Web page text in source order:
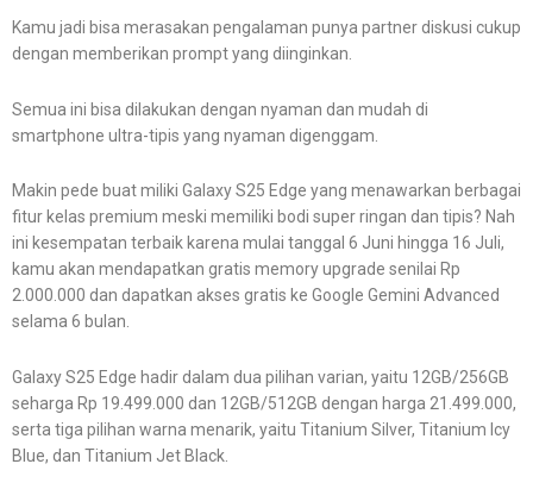
Kamu jadi bisa merasakan pengalaman punya partner diskusi cukup
dengan memberikan prompt yang diinginkan.
Semua ini bisa dilakukan dengan nyaman dan mudah di
smartphone ultra-tipis yang nyaman digenggam.
Makin pede buat miliki Galaxy S25 Edge yang menawarkan berbagai
fitur kelas premium meski memiliki bodi super ringan dan tipis? Nah
ini kesempatan terbaik karena mulai tanggal 6 Juni hingga 16 Juli,
kamu akan mendapatkan gratis memory upgrade senilai Rp
2.000.000 dan dapatkan akses gratis ke Google Gemini Advanced
selama 6 bulan.
Galaxy S25 Edge hadir dalam dua pilihan varian, yaitu 12GB/256GB
seharga Rp 19.499.000 dan 12GB/512GB dengan harga 21.499.000,
serta tiga pilihan warna menarik, yaitu Titanium Silver, Titanium Icy
Blue, dan Titanium Jet Black.